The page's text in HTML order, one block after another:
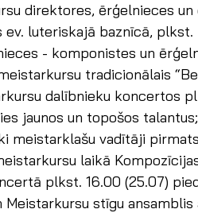
direktores, ērģelnieces un
luteriskajā baznīcā, plkst.
- komponistes un
tradicionālais
dalībnieku koncertos
jaunos un topošos
meistarklašu vadītāji
laikā
plkst. 16.00 (25.07)
Meistarkursu stīgu